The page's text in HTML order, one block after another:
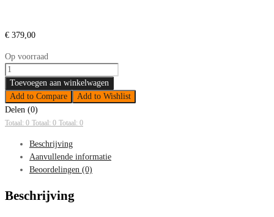
€ 379,00
Op voorraad
Car
Bags
Audi
Q5
2017
heden
aantal
Toevoegen aan winkelwagen
Add to Compare
Add to Wishlist
Delen (0)
Totaal: 0 Totaal: 0 Totaal: 0
Beschrijving
Aanvullende informatie
Beoordelingen (0)
Beschrijving